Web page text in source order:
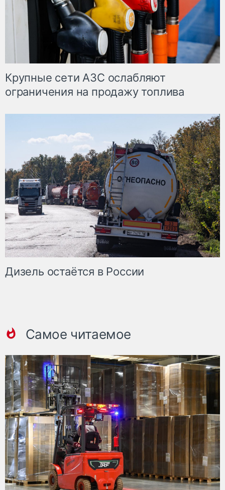
Крупные сети АЗС ослабляют
ограничения на продажу топлива
Дизель остаётся в России
Самое читаемое